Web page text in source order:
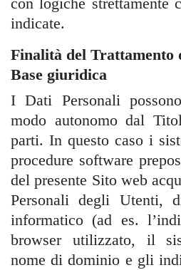
indicate.
Finalità del Trattamento
Base giuridica
I Dati Personali
modo autonomo dal
parti. In questo caso i
procedure software
del presente Sito web
Personali degli Utenti,
informatico (ad es.
browser utilizzato, il
nome di dominio e gli